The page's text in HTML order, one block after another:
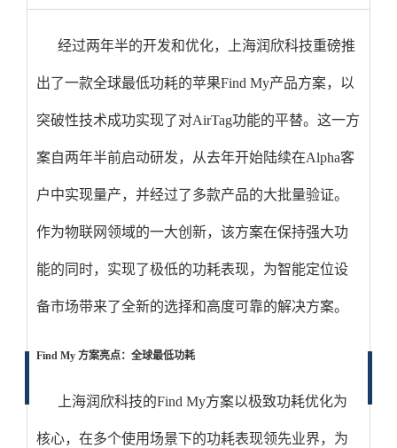
经过两年半的开发和优化，上海润欣科技重磅推
出了一款全球最低功耗的苹果Find My产品方案，以
突破性技术成功实现了对AirTag功能的平替。这一方
案自两年半前启动研发，从去年开始陆续在Alpha客
户中实现量产，并经过了多款产品的大批量验证。
作为物联网领域的一大创新，该方案在保持强大功
能的同时，实现了极低的功耗表现，为智能定位设
备市场带来了全新的选择和高度可靠的解决方案。
Find My 方案亮点：全球最低功耗
上海润欣科技的Find My方案以极致功耗优化为
核心，在多个使用场景下的功耗表现领先业界，为